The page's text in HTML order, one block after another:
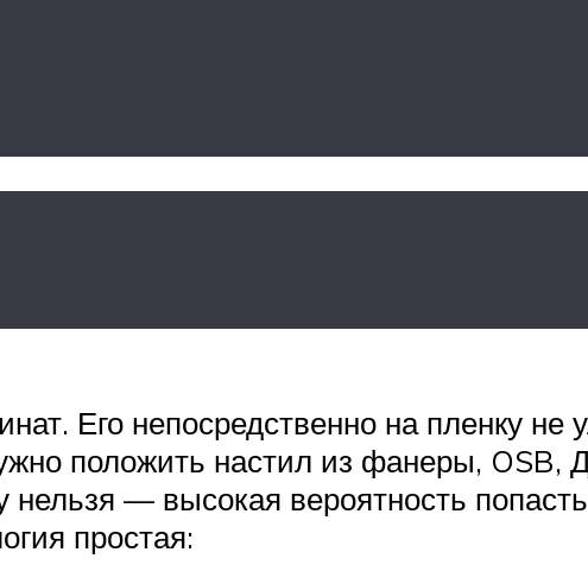
11
по
Его непосредственно на пленку
положить настил из фанеры,
нельзя — высокая вероятность
простая: